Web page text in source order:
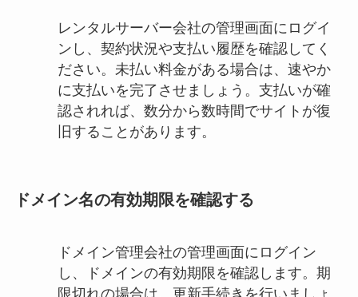
レンタルサーバー会社の管理画面にログイ
ンし、契約状況や支払い履歴を確認してく
ださい。未払い料金がある場合は、速やか
に支払いを完了させましょう。支払いが確
認されれば、数分から数時間でサイトが復
旧することがあります。
ドメイン名の有効期限を確認する
ドメイン管理会社の管理画面にログイン
し、ドメインの有効期限を確認します。期